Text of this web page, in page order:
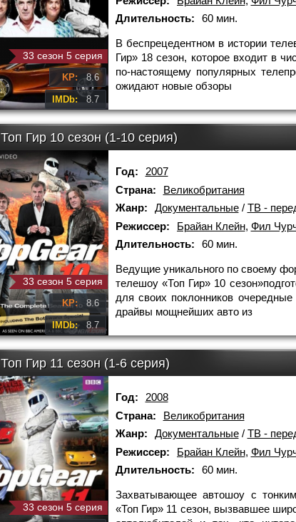
33 сезон 5 серия
KP: 8.6
IMDb: 8.7
Длительность:
60 мин.
В беспрецедентном в истории
Гир» 18 сезон, которое входит в
по-настоящему популярных
ожидают новые обзоры
Топ Гир 10 сезон (1-10 серия)
33 сезон 5 серия
KP: 8.6
IMDb: 8.7
Год:
2007
Страна:
Великобритания
Жанр:
Документальные/ ТВ -
Режиссер:
Брайан Клейн, Фил
Длительность:
60 мин.
Ведущие уникального по своему
телешоу «Топ Гир» 10
для своих поклонников
драйвы мощнейших авто из
Топ Гир 11 сезон (1-6 серия)
33 сезон 5 серия
Год:
2008
Страна:
Великобритания
Жанр:
Документальные/ ТВ -
Режиссер:
Брайан Клейн, Фил
Длительность:
60 мин.
Захватывающее автошоу с
«Топ Гир» 11 сезон, вызвавшее